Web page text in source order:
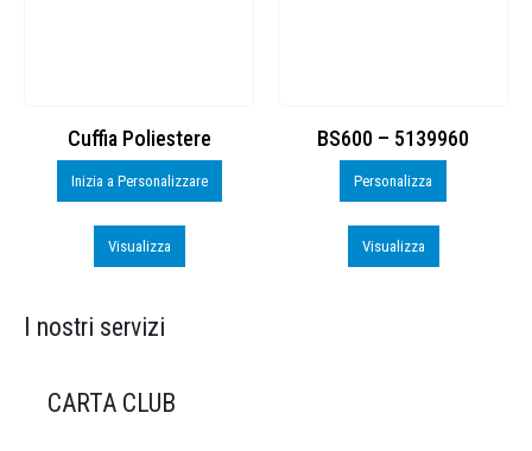
Cuffia Poliestere
Inizia a Personalizzare
Visualizza
BS600 – 5139960
Personalizza
Visualizza
I nostri servizi
CARTA CLUB